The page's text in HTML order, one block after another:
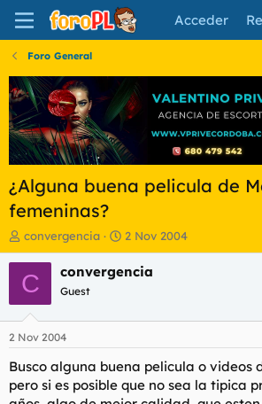
Acceder
Foro General
¿Alguna buena pelicula de
femeninas?
I
n
i
c
a
d
o
r
e
convergencia
F
e
c
i
n
c
2 Nov 2004
C convergencia
Guest
2 Nov 2004
Busco alguna buena pelicula o videos
pero si es posible que no sea la tipica